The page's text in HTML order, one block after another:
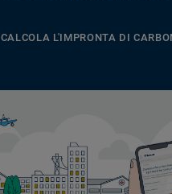
CALCOLA L'IMPRONTA DI